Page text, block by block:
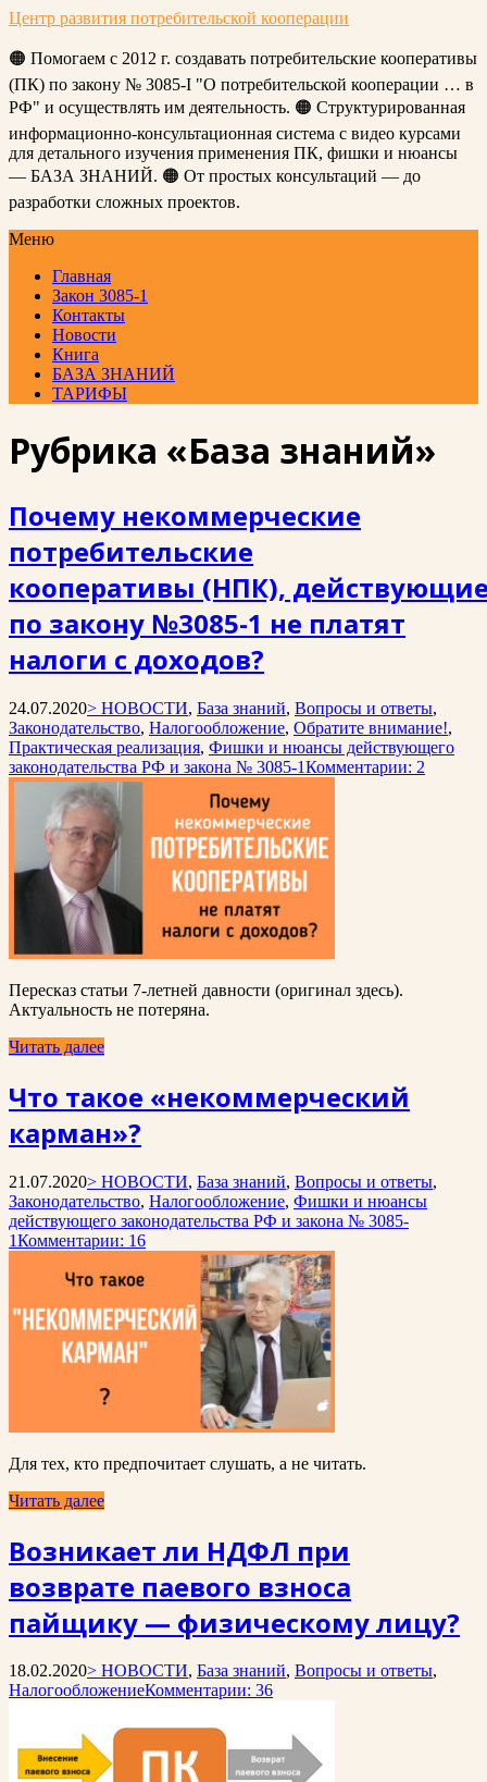
Центр развития потребительской кооперации
🟠 Помогаем с 2012 г. создавать потребительские кооперативы
(ПК) по закону № 3085-I "О потребительской кооперации … в
РФ" и осуществлять им деятельность. 🟠 Структурированная
информационно-консультационная система с видео курсами
для детального изучения применения ПК, фишки и нюансы
— БАЗА ЗНАНИЙ. 🟠 От простых консультаций — до
разработки сложных проектов.
Меню
Главная
Закон 3085-1
Контакты
Новости
Книга
БАЗА ЗНАНИЙ
ТАРИФЫ
Рубрика «База знаний»
Почему некоммерческие
потребительские
кооперативы (НПК),
по закону №3085-1 не платят
налоги с доходов?
24.07.2020> НОВОСТИ, База знаний, Вопросы и ответы,
Законодательство, Налогообложение, Обратите внимание!,
Практическая реализация, Фишки и нюансы действующего
законодательства РФ и закона № 3085-1Комментарии: 2
Пересказ статьи 7-летней давности (оригинал здесь).
Актуальность не потеряна.
Читать далее
Что такое «некоммерческий
карман»?
21.07.2020> НОВОСТИ, База знаний, Вопросы и ответы,
Законодательство, Налогообложение, Фишки и нюансы
действующего законодательства РФ и закона № 3085-
1Комментарии: 16
Для тех, кто предпочитает слушать, а не читать.
Читать далее
Возникает ли НДФЛ при
возврате паевого взноса
пайщику — физическому лицу?
18.02.2020> НОВОСТИ, База знаний, Вопросы и ответы,
НалогообложениеКомментарии: 36